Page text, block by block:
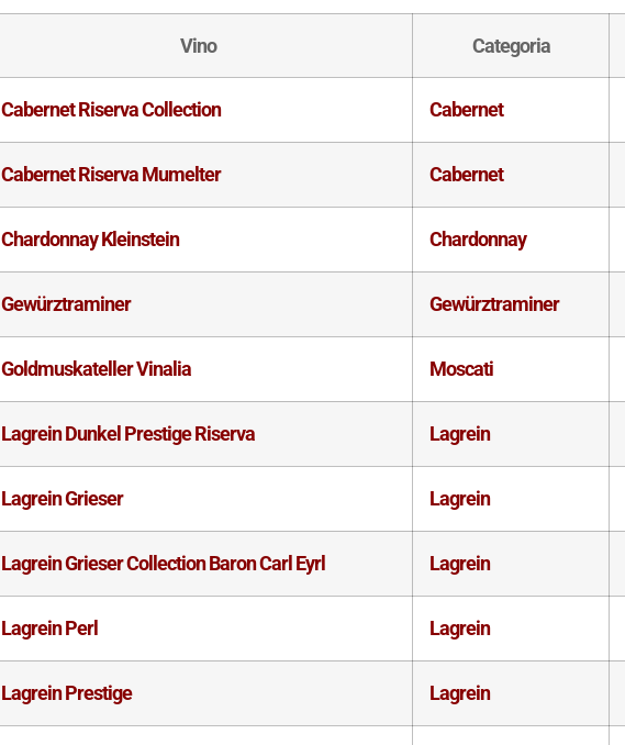
Vino Categoria
Cabernet Riserva Collection Cabernet
Cabernet Riserva Mumelter Cabernet
Chardonnay Kleinstein Chardonnay
Gewürztraminer Gewürztraminer
Goldmuskateller Vinalia Moscati
Lagrein Dunkel Prestige Riserva Lagrein
Lagrein Grieser Lagrein
Lagrein Grieser Collection Baron Carl Eyrl Lagrein
Lagrein Perl Lagrein
Lagrein Prestige Lagrein